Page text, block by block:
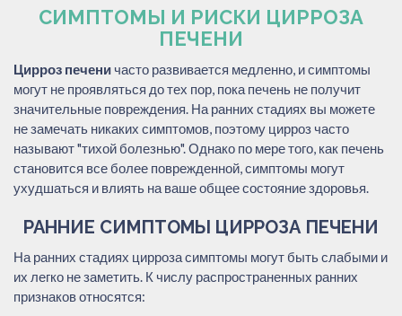
СИМПТОМЫ И РИСКИ ЦИРРОЗА
ПЕЧЕНИ
Цирроз печени часто развивается медленно, и симптомы
могут не проявляться до тех пор, пока печень не получит
значительные повреждения. На ранних стадиях вы можете
не замечать никаких симптомов, поэтому цирроз часто
называют "тихой болезнью". Однако по мере того, как печень
становится все более поврежденной, симптомы могут
ухудшаться и влиять на ваше общее состояние здоровья.
РАННИЕ СИМПТОМЫ ЦИРРОЗА ПЕЧЕНИ
На ранних стадиях цирроза симптомы могут быть слабыми и
их легко не заметить. К числу распространенных ранних
признаков относятся: